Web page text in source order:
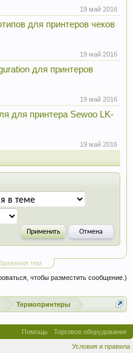
19 май 2016
для принтеров чеков
19 май 2016
для принтеров
19 май 2016
для принтера Sewoo LK-
19 май 2016
тем
чтобы разместить сообщение.)
Термопринтеры
Помощь
Торговое оборудование
Условия и правила